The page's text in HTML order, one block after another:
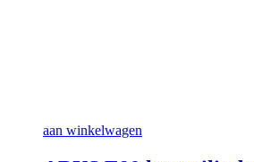
aan winkelwagen